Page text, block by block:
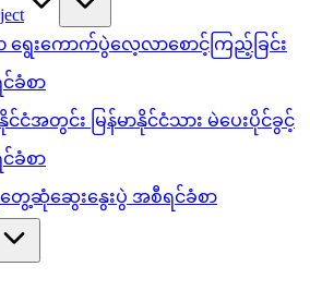
၀ ရွေးကောက်ပွဲလေ့လာစောင့်ကြည့်ခြင်း
ခံစာ
င်ငံအတွင်း မြန်မာနိုင်ငံသား မဲပေးပိုင်ခွင့်
ခံစာ
ဆုံဆွေးနွေးပွဲ အစီရင်ခံစာ